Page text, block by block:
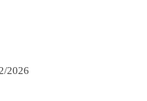
2026